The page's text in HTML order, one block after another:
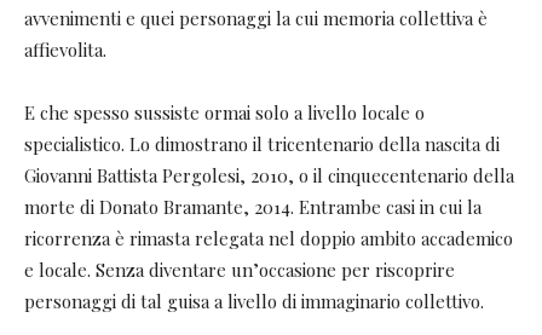
avvenimenti e quei personaggi la cui memoria collettiva è
affievolita.
E che spesso sussiste ormai solo a livello locale o
specialistico. Lo dimostrano il tricentenario della nascita di
Giovanni Battista Pergolesi, 2010, o il cinquecentenario della
morte di Donato Bramante, 2014. Entrambe casi in cui la
ricorrenza è rimasta relegata nel doppio ambito accademico
e locale. Senza diventare un’occasione per riscoprire
personaggi di tal guisa a livello di immaginario collettivo.